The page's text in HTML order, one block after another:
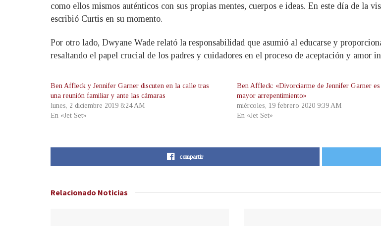
como ellos mismos auténticos con sus propias mentes, cuerpos e ideas. En este día de
escribió Curtis en su momento.
Por otro lado, Dwyane Wade relató la responsabilidad que asumió al educarse y
resaltando el papel crucial de los padres y cuidadores en el proceso de aceptación y amor
Ben Affleck y Jennifer Garner discuten en la calle tras
una reunión familiar y ante las cámaras
lunes, 2 diciembre 2019 8:24 AM
En «Jet Set»
Ben Affleck: «Divorciarme de Jennifer Garner es
mayor arrepentimiento»
miércoles, 19 febrero 2020 9:39 AM
En «Jet Set»
compartir
Relacionado Noticias